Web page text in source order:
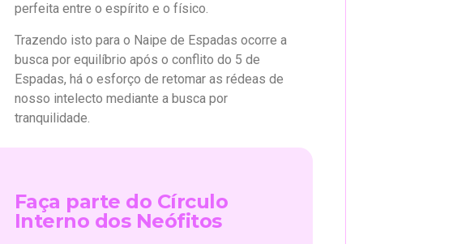
perfeita entre o espírito e o físico.
Trazendo isto para o Naipe de Espadas ocorre a
busca por equilíbrio após o conflito do 5 de
Espadas, há o esforço de retomar as rédeas de
nosso intelecto mediante a busca por
tranquilidade.
Faça parte do Círculo
Interno dos Neófitos